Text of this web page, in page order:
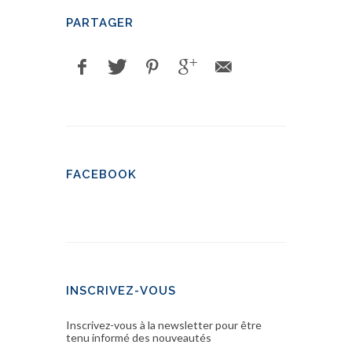
PARTAGER
FACEBOOK
INSCRIVEZ-VOUS
Inscrivez-vous à la newsletter pour être
tenu informé des nouveautés